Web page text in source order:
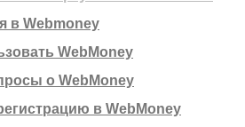
в Webmoney
WebMoney
о WebMoney
в WebMoney